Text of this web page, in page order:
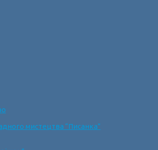
мистецтва “Писанка”